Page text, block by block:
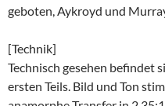
geboten, Aykroyd und
[Technik]
Technisch gesehen befindet
ersten Teils. Bild und Ton